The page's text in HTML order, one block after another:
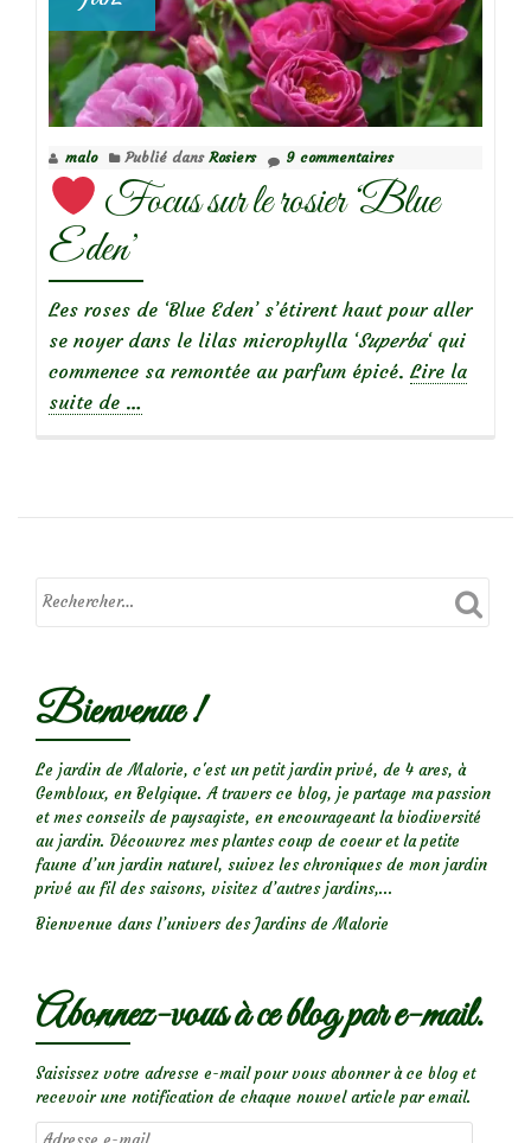
malo Publié dans Rosiers 9 commentaires
Focus sur le rosier ‘Blue
Eden’
Les roses de ‘Blue Eden’ s’étirent haut pour aller
se noyer dans le lilas microphylla ‘Superba‘ qui
commence sa remontée au parfum épicé. Lire la
suite de
Focus
le
…
Bienvenue !
Le jardin de Malorie, c'est un petit jardin privé, de 4 ares, à
Gembloux, en Belgique. A travers ce blog, je partage ma passion
et mes conseils de paysagiste, en encourageant la biodiversité
au jardin. Découvrez mes plantes coup de coeur et la petite
faune d’un jardin naturel, suivez les chroniques de mon jardin
privé au fil des saisons, visitez d’autres jardins,...
Bienvenue dans l’univers des Jardins de Malorie
Abonnez-vous à ce blog par e-mail.
Saisissez votre adresse e-mail pour vous abonner à ce blog et
recevoir une notification de chaque nouvel article par email.
Adresse